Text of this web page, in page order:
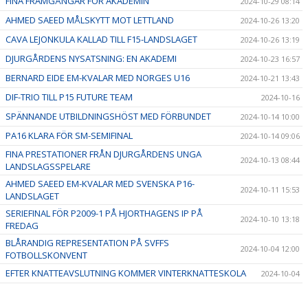
AHMED SAEED MÅLSKYTT MOT LETTLAND 2024-10-26 13:20
CAVA LEJONKULA KALLAD TILL F15-LANDSLAGET 2024-10-26 13:19
DJURGÅRDENS NYSATSNING: EN AKADEMI 2024-10-23 16:57
BERNARD EIDE EM-KVALAR MED NORGES U16 2024-10-21 13:43
DIF-TRIO TILL P15 FUTURE TEAM 2024-10-16
SPÄNNANDE UTBILDNINGSHÖST MED FÖRBUNDET 2024-10-14 10:00
PA16 KLARA FÖR SM-SEMIFINAL 2024-10-14 09:06
FINA PRESTATIONER FRÅN DJURGÅRDENS UNGA
LANDSLAGSSPELARE
2024-10-13 08:44
AHMED SAEED EM-KVALAR MED SVENSKA P16-
LANDSLAGET
2024-10-11 15:53
SERIEFINAL FÖR P2009-1 PÅ HJORTHAGENS IP PÅ
FREDAG
2024-10-10 13:18
BLÅRANDIG REPRESENTATION PÅ SVFFS
FOTBOLLSKONVENT
2024-10-04 12:00
EFTER KNATTEAVSLUTNING KOMMER VINTERKNATTESKOLA 2024-10-04